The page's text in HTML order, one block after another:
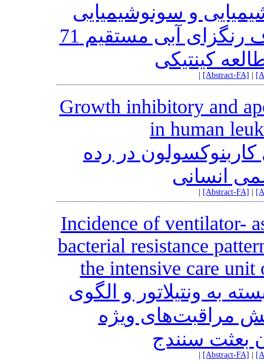
و سونوشیمیایی
توأم با پراکسید هیدروژن در حذف رنگزای آبی مستقیم 71
کینتیکی
[Abstract-FA]
Growth inhibitory and
in human
در رده
[Abstract-FA]
Incidence of ventilator-
bacterial resistance
the intensive care unit
به ونتیلاتور و الگوی
مراقبت‌های ویژه
بعثت سنندج
[Abstract-FA]